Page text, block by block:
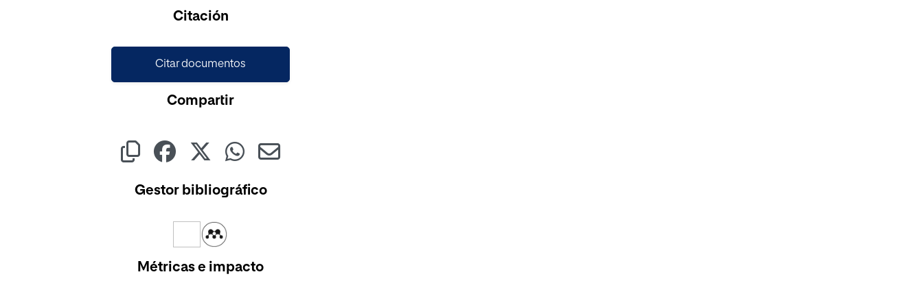
Citación
Citar documentos
Compartir
Gestor bibliográfico
Métricas e impacto